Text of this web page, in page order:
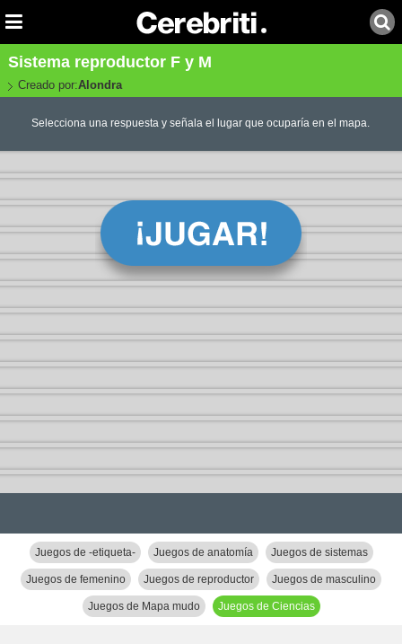
Sistema reproductor F y M
Creado por:Alondra
Selecciona una respuesta y señala el lugar que ocuparía en el mapa.
Juegos de -etiqueta- Juegos de anatomía Juegos de sistemas
Juegos de femenino Juegos de reproductor Juegos de masculino
Juegos de Mapa mudo Juegos de Ciencias